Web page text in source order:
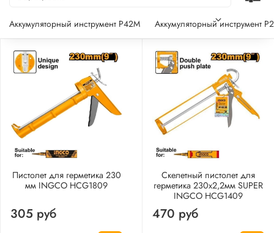
Аккумуляторный инструмент P42M Аккумуляторный инструмент
Пистолет для герметика 230
мм INGCO HCG1809
305 руб
Скелетный пистолет для
герметика 230х2,2мм SUPER
INGCO HCG1409
470 руб